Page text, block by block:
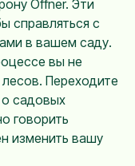
Offner. Эти
справляться с
в вашем саду.
вы не
Переходите
садовых
говорить
изменить вашу